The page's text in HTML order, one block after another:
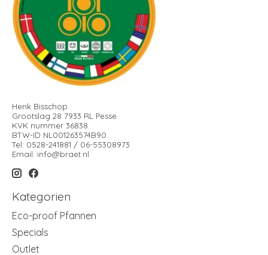
Henk Bisschop
Grootslag 28 7933 RL Pesse
KVK nummer 36838
BTW-ID NL001263574B90
Tel: 0528-241881 / 06-55308973
Email: info@braet.nl
Kategorien
Eco-proof Pfannen
Specials
Outlet